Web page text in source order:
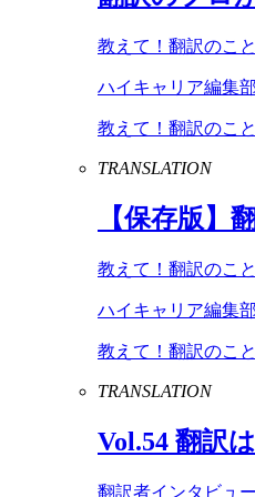
教えて！翻訳のこと
ハイキャリア編集部
教えて！翻訳のこと
TRANSLATION
【保存版】
教えて！翻訳のこと
ハイキャリア編集部
教えて！翻訳のこと
TRANSLATION
Vol.54 翻訳
翻訳者インタビュー